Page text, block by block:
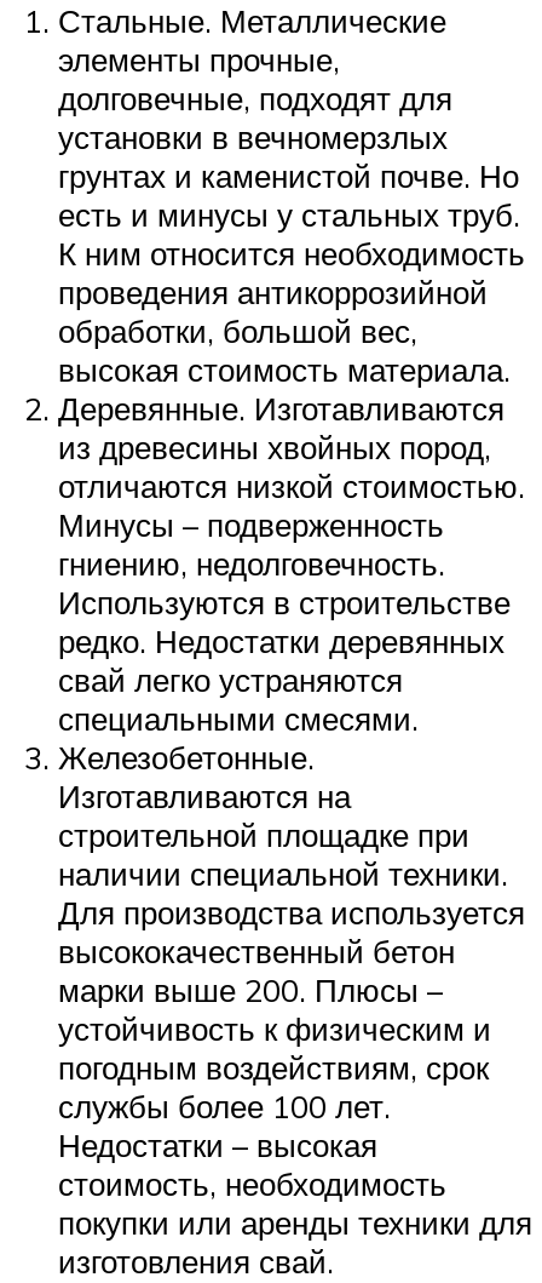
Стальные. Металлические
элементы прочные,
долговечные, подходят для
установки в вечномерзлых
грунтах и каменистой почве. Но
есть и минусы у стальных труб.
К ним относится необходимость
проведения антикоррозийной
обработки, большой вес,
высокая стоимость материала.
Деревянные. Изготавливаются
из древесины хвойных пород,
отличаются низкой стоимостью.
Минусы – подверженность
гниению, недолговечность.
Используются в строительстве
редко. Недостатки деревянных
свай легко устраняются
специальными смесями.
Железобетонные.
Изготавливаются на
строительной площадке при
наличии специальной техники.
Для производства используется
высококачественный бетон
марки выше 200. Плюсы –
устойчивость к физическим и
погодным воздействиям, срок
службы более 100 лет.
Недостатки – высокая
стоимость, необходимость
покупки или аренды техники для
изготовления свай.